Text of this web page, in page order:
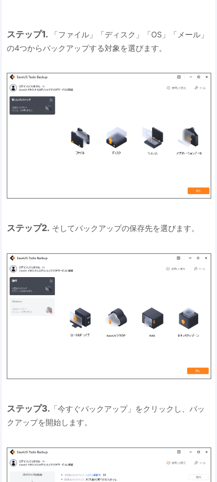
ステップ1. 「ファイル」「ディスク」「OS」「メール」
の4つからバックアップする対象を選びます。
ステップ2. そしてバックアップの保存先を選びます。
ステップ3. 「今すぐバックアップ」をクリックし、バッ
クアップを開始します。